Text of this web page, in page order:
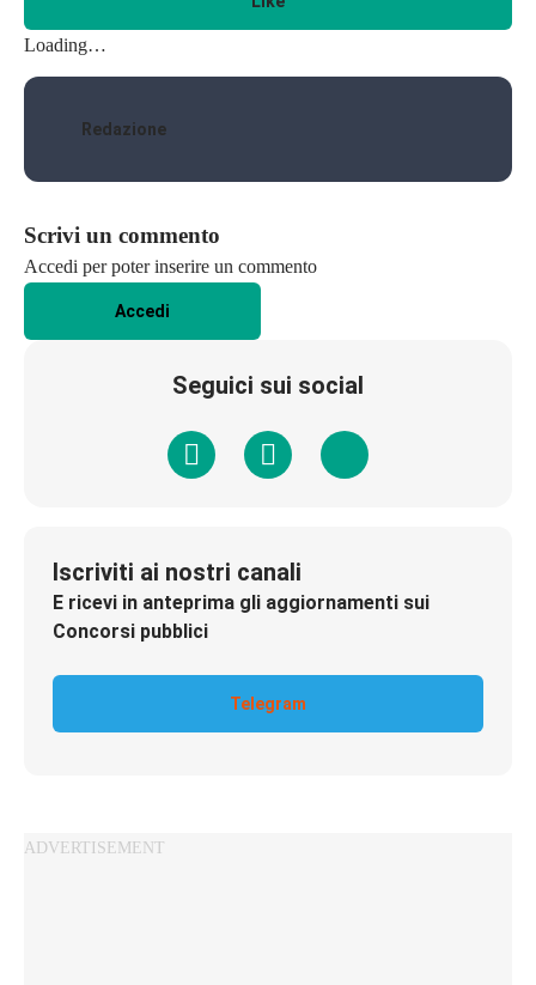
Loading…
Redazione
Scrivi un commento
Accedi per poter inserire un commento
Accedi
Seguici sui social
Iscriviti ai nostri canali
E ricevi in anteprima gli aggiornamenti sui
Concorsi pubblici
Telegram